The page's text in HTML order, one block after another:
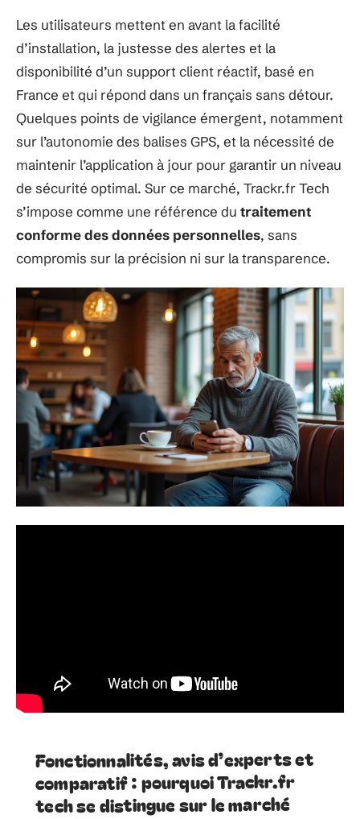
Les utilisateurs mettent en avant la facilité
d’installation, la justesse des alertes et la
disponibilité d’un support client réactif, basé en
France et qui répond dans un français sans détour.
Quelques points de vigilance émergent, notamment
sur l’autonomie des balises GPS, et la nécessité de
maintenir l’application à jour pour garantir un niveau
de sécurité optimal. Sur ce marché, Trackr.fr Tech
s’impose comme une référence du traitement
conforme des données personnelles, sans
compromis sur la précision ni sur la transparence.
Fonctionnalités, avis d’experts et
comparatif : pourquoi Trackr.fr
tech se distingue sur le marché